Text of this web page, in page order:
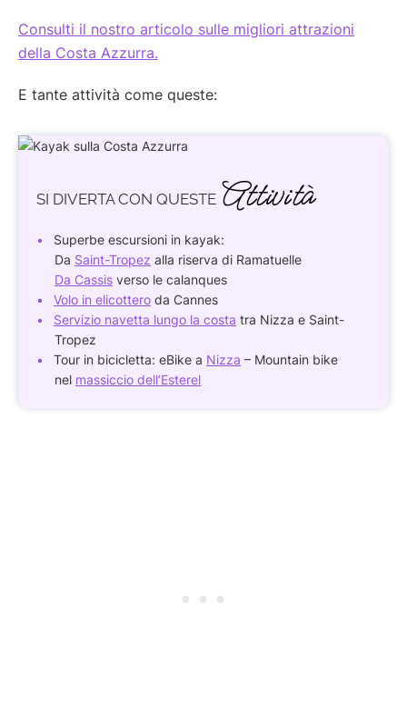
Consulti il nostro articolo sulle migliori attrazioni
della Costa Azzurra.
E tante attività come queste:
SI DIVERTACON QUESTE Attività
Superbe escursioni in kayak:
Da Saint-Tropez alla riserva di Ramatuelle
Da Cassis verso le calanques
Volo in elicottero da Cannes
Servizio navetta lungo la costa tra Nizza e Saint-
Tropez
Tour in bicicletta: eBike a Nizza – Mountain bike
nel massiccio dell’Esterel